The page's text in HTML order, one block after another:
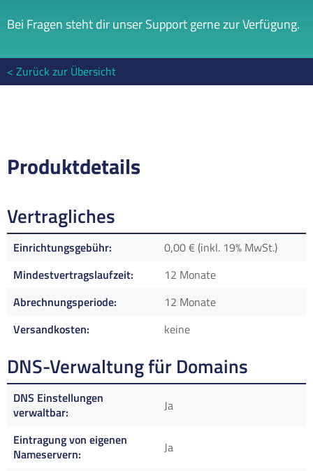
Bei Fragen steht dir unser Support gerne zur Verfügung.
Zurück zur Übersicht
Produktdetails
Vertragliches
Einrichtungsgebühr
0,00 € (inkl. 19% MwSt.)
Mindestvertragslaufzeit
12 Monate
Abrechnungsperiode
12 Monate
Versandkosten
keine
DNS-Verwaltung für Domains
DNS Einstellungen
verwaltbar
Ja
Eintragung von eigenen
Nameservern
Ja